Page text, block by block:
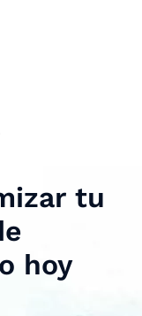
tu
hoy